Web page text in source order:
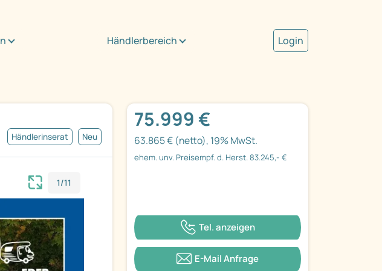
Händlerbereich Login
Händlerinserat Neu
1/11
75.999 €
63.865 € (netto), 19% MwSt.
ehem. unv. Preisempf. d. Herst. 83.245,- €
Tel. anzeigen
E-Mail Anfrage